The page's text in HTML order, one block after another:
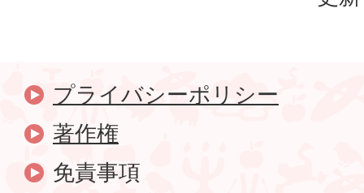
プライバシーポリシー
著作権
免責事項